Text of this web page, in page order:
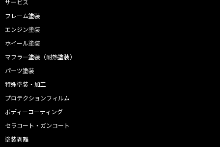
フレーム塗装
エンジン塗装
ホイール塗装
マフラー塗装（耐熱塗装）
パーツ塗装
特殊塗装・加工
プロテクションフィルム
ボディーコーティング
セラコート・ガンコート
塗装剥離